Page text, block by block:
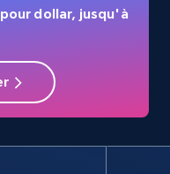
dollar, jusqu'à